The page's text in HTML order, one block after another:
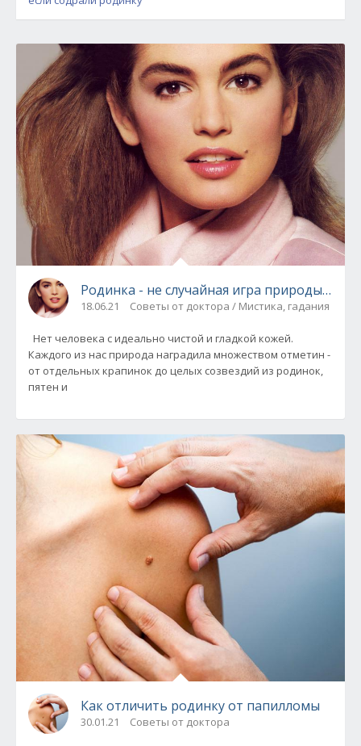
Родинка - не случайная игра природы, а
18.06.21 Советы от доктора / Мистика, гадания
Нет человека с идеально чистой и гладкой кожей.
Каждого из нас природа наградила множеством отметин -
от отдельных крапинок до целых созвездий из родинок,
пятен и
Как отличить родинку от папилломы
30.01.21 Советы от доктора